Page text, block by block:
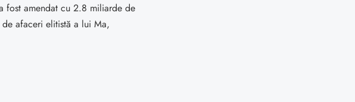
fost amendat cu 2.8 miliarde de
afaceri elitistă a lui Ma,